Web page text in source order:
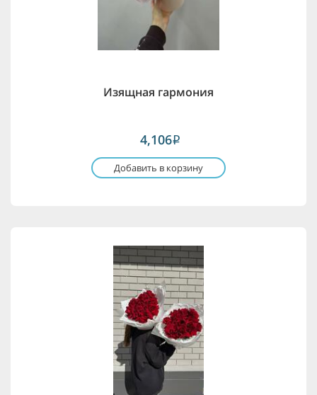
Изящная гармония
4,106i
Добавить в корзину